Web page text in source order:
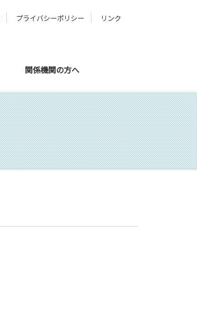
プライバシーポリシー リンク
スタッフ紹介
メタバース
関係機関の方へ